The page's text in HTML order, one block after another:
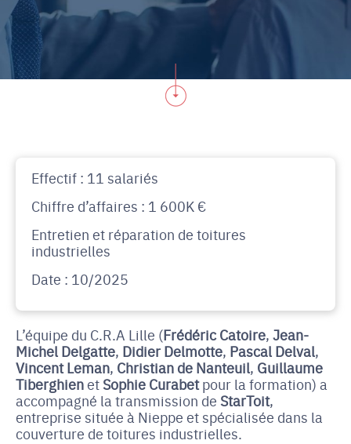
Effectif : 11 salariés
Chiffre d’affaires : 1 600K €
Entretien et réparation de toitures
industrielles
Date : 10/2025
L’équipe du C.R.A Lille (Frédéric Catoire, Jean-
Michel Delgatte, Didier Delmotte, Pascal Delval,
Vincent Leman, Christian de Nanteuil, Guillaume
TiberghienetSophie Curabetpour la formation) a
accompagné la transmission de StarToit,
entreprise située à Nieppe et spécialisée dans la
couverture de toitures industrielles.